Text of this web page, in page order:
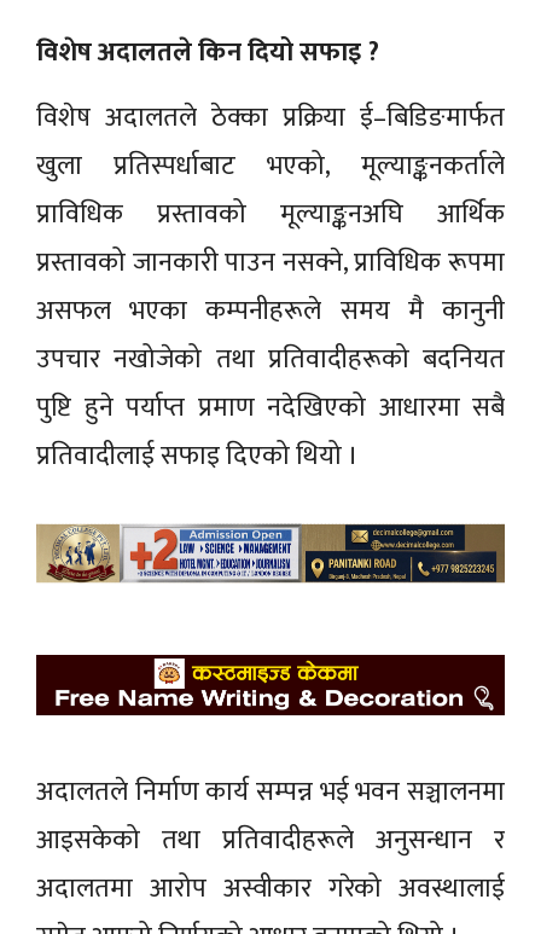
विशेष अदालतले किन दियो सफाइ ?
विशेष अदालतले ठेक्का प्रक्रिया ई–बिडिङमार्फत
खुला प्रतिस्पर्धाबाट भएको, मूल्याङ्कनकर्ताले
प्राविधिक प्रस्तावको मूल्याङ्कनअघि आर्थिक
प्रस्तावको जानकारी पाउन नसक्ने, प्राविधिक रूपमा
असफल भएका कम्पनीहरूले समय मै कानुनी
उपचार नखोजेको तथा प्रतिवादीहरूको बदनियत
पुष्टि हुने पर्याप्त प्रमाण नदेखिएको आधारमा सबै
प्रतिवादीलाई सफाइ दिएको थियो ।
अदालतले निर्माण कार्य सम्पन्न भई भवन सञ्चालनमा
आइसकेको तथा प्रतिवादीहरूले अनुसन्धान र
अदालतमा आरोप अस्वीकार गरेको अवस्थालाई